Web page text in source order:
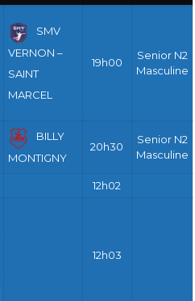
SMV
VERNON –
SAINT
MARCEL
19h00
Senior N2
Masculine
BILLY
MONTIGNY
20h30
Senior N2
Masculine
12h02
12h03